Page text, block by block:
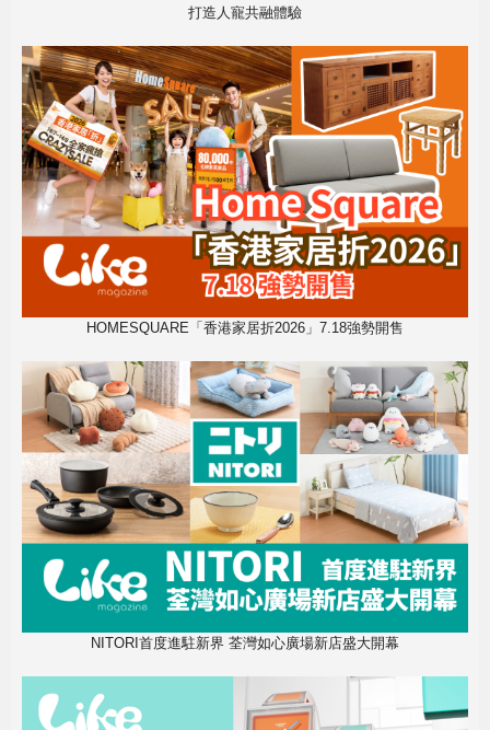
打造人寵共融體驗
HOMESQUARE「香港家居折2026」7.18強勢開售
NITORI首度進駐新界 荃灣如心廣場新店盛大開幕